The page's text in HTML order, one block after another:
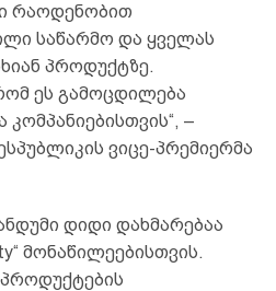
რაოდენობით
საწარმო და ყველას
პროდუქტზე.
ეს გამოცდილება
კომპანიებისთვის“, –
ვიცე-პრემიერმა
დიდი დახმარებაა
მონაწილეებისთვის.